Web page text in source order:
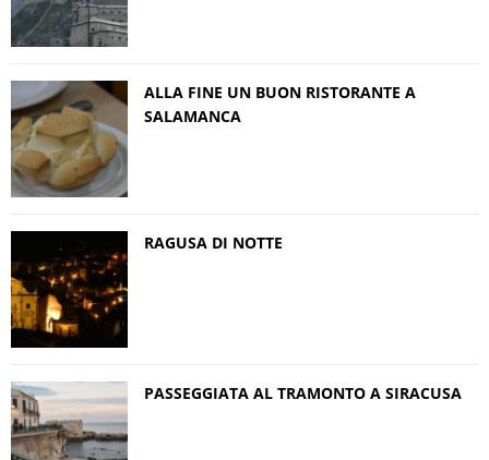
ALLA FINE UN BUON RISTORANTE A
SALAMANCA
RAGUSA DI NOTTE
PASSEGGIATA AL TRAMONTO A SIRACUSA